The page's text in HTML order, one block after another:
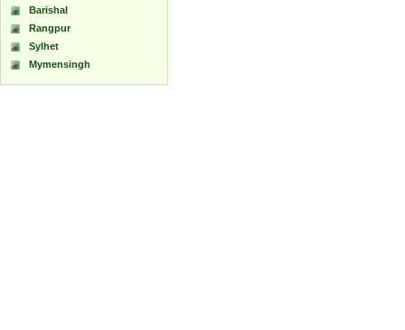
Barishal
Rangpur
Sylhet
Mymensingh